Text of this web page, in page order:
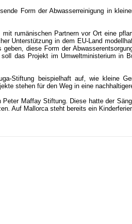
Form der Abwasserreinigung in
rumänischen Partnern vor Ort eine
Unterstützung in dem EU-Land
diese Form der
das Projekt im Umweltministerium in
Stiftung beispielhaft auf, wie kleine
stehen für den Weg in eine
Maffay Stiftung. Diese hatte der
Auf Mallorca steht bereits ein